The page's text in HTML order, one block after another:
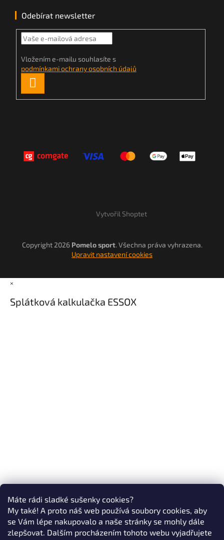
Máte rádi sladké sušenky cookies?
My také! A proto náš web používá soubory cookies, aby
se Vám lépe nakupovalo a naše stránky se mohly dále
zlepšovat. Dalším procházením tohoto webu vyjadřujete
Odebírat newsletter
Vložením e-mailu souhlasíte s
podmínkami ochrany osobních údajů
SE
Vytvořil Shoptet
Copyright 2026 Pomelo sport. Všechna práva vyhrazena.
Upravit nastavení cookies
×
Splátková kalkulačka ESSOX